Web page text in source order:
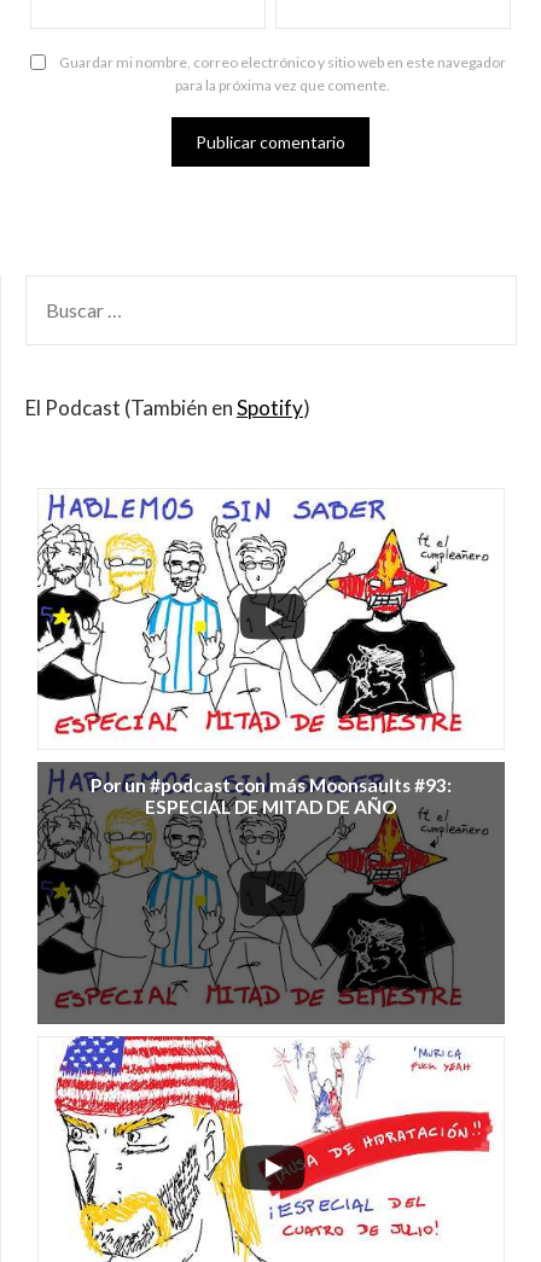
Guardar mi nombre, correo electrónico y sitio web en este navegador
para la próxima vez que comente.
POR:
El Podcast (También enSpotify)
Por un #podcast con más Moonsaults #93:
ESPECIAL DE MITAD DE AÑO